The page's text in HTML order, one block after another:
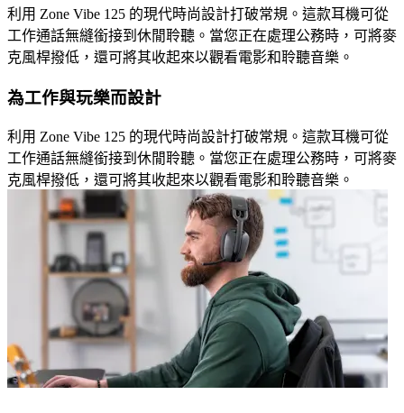
利用 Zone Vibe 125 的現代時尚設計打破常規。這款耳機可從
工作通話無縫銜接到休閒聆聽。當您正在處理公務時，可將麥
克風桿撥低，還可將其收起來以觀看電影和聆聽音樂。
為工作與玩樂而設計
利用 Zone Vibe 125 的現代時尚設計打破常規。這款耳機可從
工作通話無縫銜接到休閒聆聽。當您正在處理公務時，可將麥
克風桿撥低，還可將其收起來以觀看電影和聆聽音樂。